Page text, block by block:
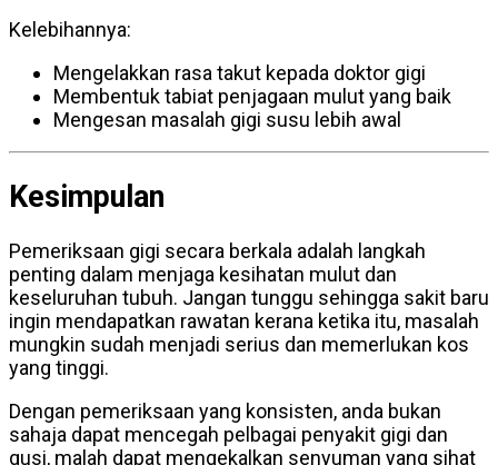
Kelebihannya:
Mengelakkan rasa takut kepada doktor gigi
Membentuk tabiat penjagaan mulut yang baik
Mengesan masalah gigi susu lebih awal
Kesimpulan
Pemeriksaan gigi secara berkala adalah langkah
penting dalam menjaga kesihatan mulut dan
keseluruhan tubuh. Jangan tunggu sehingga sakit baru
ingin mendapatkan rawatan kerana ketika itu, masalah
mungkin sudah menjadi serius dan memerlukan kos
yang tinggi.
Dengan pemeriksaan yang konsisten, anda bukan
sahaja dapat mencegah pelbagai penyakit gigi dan
gusi, malah dapat mengekalkan senyuman yang sihat